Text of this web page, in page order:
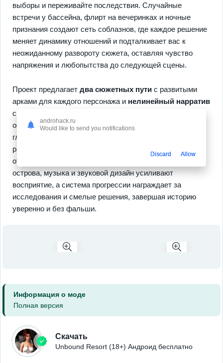
выборы и переживайте последствия. Случайные
встречи у бассейна, флирт на вечеринках и ночные
признания создают сеть соблазнов, где каждое решение
меняет динамику отношений и подталкивает вас к
неожиданному развороту сюжета, оставляя чувство
напряжения и любопытства до следующей сцены.
Проект предлагает два сюжетных пути с развитыми
арками для каждого персонажа и нелинейный нарратив
с множеством концовок, что делает переигрывание
осмысленным; проходя игру, вы разблокируете сцены и
глубокие эмоциональные эпизоды через мудрое
распределение выборов, получая новые ракурсы на
отношения и интимность. Графика передаёт атмосферу
острова, музыка и звуковой дизайн усиливают
восприятие, а система прогрессии награждает за
исследования и смелые решения, завершая историю
уверенно и без фальши.
Информация о моде
Полная версия
Скачать
Unbound Resort (18+) Андроид бесплатно
androhack.ru
Would like to send you notifications
Discard Allow